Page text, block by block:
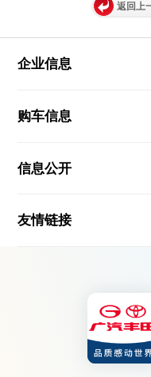
返回上
企业信息
购车信息
信息公开
友情链接